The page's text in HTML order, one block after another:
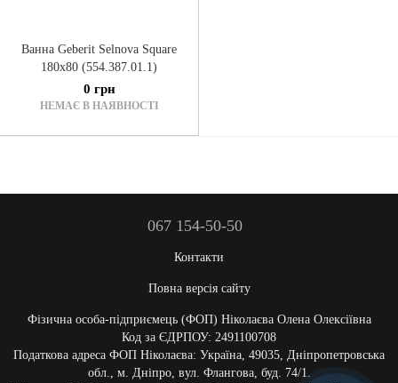
Ванна Geberit Selnova Square
180x80 (554.387.01.1)
0 грн
НЕМАЄ В НАЯВНОСТІ
067 154-50-50
Контакти
Повна версія сайту
Фізична особа-підприємець (ФОП) Ніколаєва Олена Олексіївна
Код за ЄДРПОУ: 2491100708
Податкова адреса ФОП Ніколаєва: Україна, 49035, Дніпропетровська
обл., м. Дніпро, вул. Флангова, буд. 74/1.